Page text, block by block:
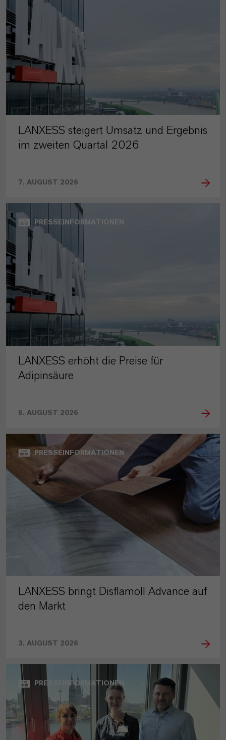
LANXESS steigert Umsatz und Ergebnis
im zweiten Quartal 2026
7. AUGUST 2026
PRESSEINFORMATIONEN
LANXESS erhöht die Preise für
Adipinsäure
6. AUGUST 2026
PRESSEINFORMATIONEN
LANXESS bringt Disflamoll Advance auf
den Markt
3. AUGUST 2026
PRESSEINFORMATIONEN